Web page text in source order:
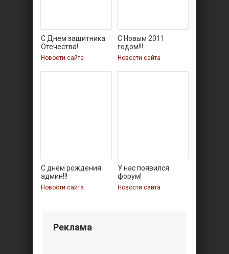
С Днем защитника
Отечества!
Новости сайта
С Новым 2011
годом!!!
Новости сайта
С днем рождения
админ!!!
Новости сайта
У нас появился
форум!
Новости сайта
Реклама